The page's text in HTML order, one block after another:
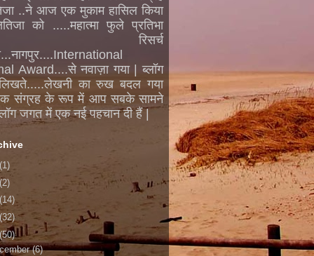
..ने आज एक मुकाम हासिल किया
को .....महात्मा फुले प्रतिभा
रिसर्च
Award....से नवाज़ा गया | ब्लॉग
का रुख बदल गया
संग्रह के रूप में आप सबके सामने
जगत में एक नई पहचान दी हैं |
(1)
(2)
(14)
(32)
(50)
(6)